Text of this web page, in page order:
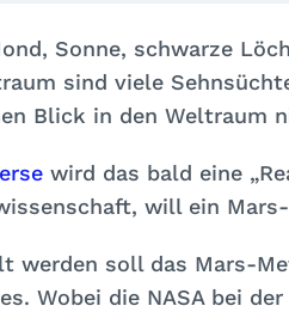
Sonne, schwarze
sind viele
Blick in den Weltraum
wird das bald eine
will ein
werden soll das Mars-
Wobei die NASA bei